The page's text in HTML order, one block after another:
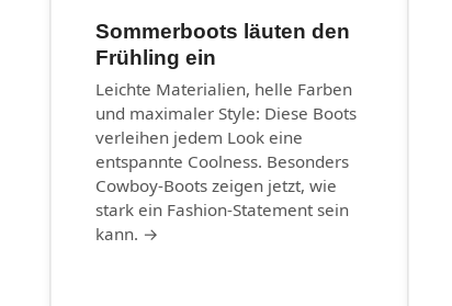
Sommerboots läuten den
Frühling ein
Leichte Materialien, helle Farben
und maximaler Style: Diese Boots
verleihen jedem Look eine
entspannte Coolness. Besonders
Cowboy-Boots zeigen jetzt, wie
stark ein Fashion-Statement sein
kann. →